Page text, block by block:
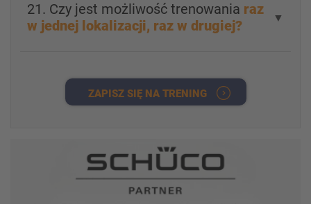
21. Czy jest możliwość trenowania raz
w jednej lokalizacji, raz w drugiej?
▼
ZAPISZ SIĘ NA TRENING